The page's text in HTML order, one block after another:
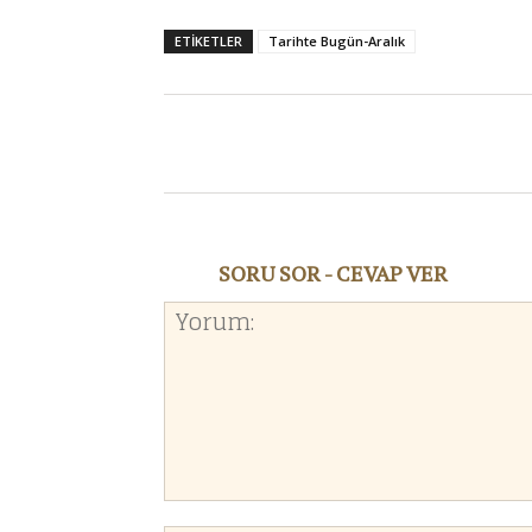
ETIKETLER Tarihte Bugün-Aralık
SORU SOR - CEVAP VER